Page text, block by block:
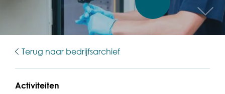
Terug naar bedrijfsarchief
Activiteiten